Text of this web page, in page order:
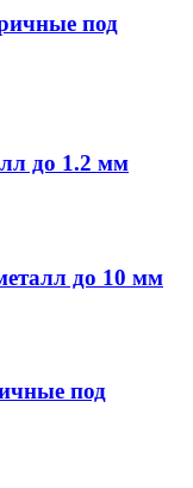
под
до 1.2 мм
до 10 мм
под